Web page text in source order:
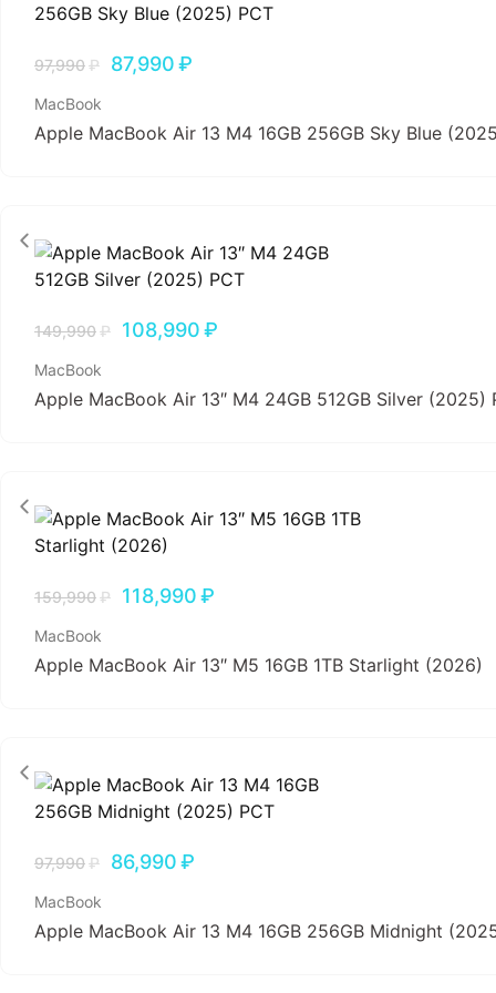
97,990₽ 87,990₽
MacBook
Apple MacBook Air 13 M4 16GB 256GB Sky Blue
149,990₽ 108,990₽
MacBook
Apple MacBook Air 13″ M4 24GB 512GB Silver (2025)
159,990₽ 118,990₽
MacBook
Apple MacBook Air 13″ M5 16GB 1TB Starlight (2026)
97,990₽ 86,990₽
MacBook
Apple MacBook Air 13 M4 16GB 256GB Midnight